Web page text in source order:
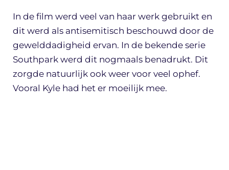
In de film werd veel van haar werk gebruikt en
dit werd als antisemitisch beschouwd door de
gewelddadigheid ervan. In de bekende serie
Southpark werd dit nogmaals benadrukt. Dit
zorgde natuurlijk ook weer voor veel ophef.
Vooral Kyle had het er moeilijk mee.